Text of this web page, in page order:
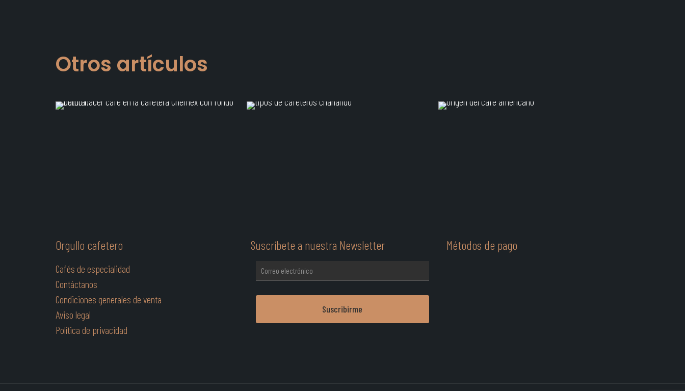
Otros artículos
Chemex?
Orgullo cafetero
Cafés de especialidad
Contáctanos
Condiciones generales de venta
Aviso legal
Política de privacidad
Suscríbete a nuestra Newsletter Métodos de pago